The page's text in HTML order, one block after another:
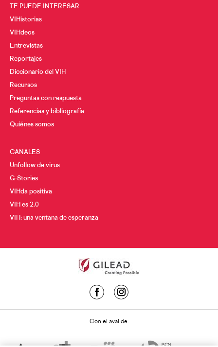
TE PUEDE INTERESAR
VIHistorias
VIHdeos
Entrevistas
Reportajes
Diccionario del VIH
Recursos
Preguntas con respuesta
Referencias y bibliografía
Quiénes somos
CANALES
Unfollow de virus
G-Stories
VIHda positiva
VIH es 2.0
VIH: una ventana de esperanza
Con el aval de: